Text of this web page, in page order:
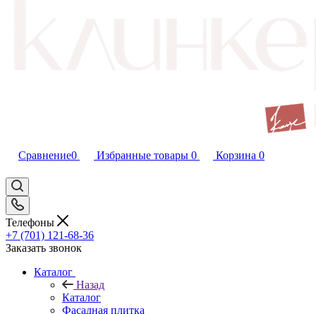
Сравнение0 Избранные товары 0 Корзина 0
Телефоны
+7 (701) 121-68-36
Заказать звонок
Каталог
Назад
Каталог
Фасадная плитка